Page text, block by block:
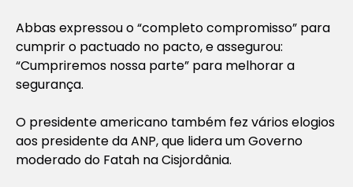
Abbas expressou o “completo compromisso” para
cumprir o pactuado no pacto, e assegurou:
“Cumpriremos nossa parte” para melhorar a
segurança.
O presidente americano também fez vários elogios
aos presidente da ANP, que lidera um Governo
moderado do Fatah na Cisjordânia.